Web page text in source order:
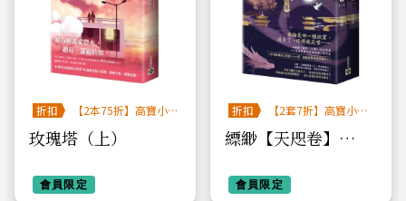
折扣
【2本75折】高寶小
玫瑰塔（上）
會員限定
折扣
【2套7折】高寶小說
縹緲【天咫卷】
分售
會員限定